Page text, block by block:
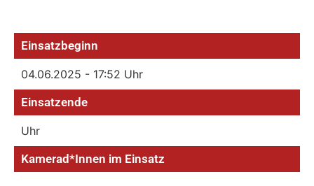
Einsatzbeginn
04.06.2025 - 17:52 Uhr
Einsatzende
Uhr
Kamerad*Innen im Einsatz